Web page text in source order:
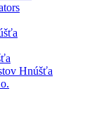
Hnúšťa